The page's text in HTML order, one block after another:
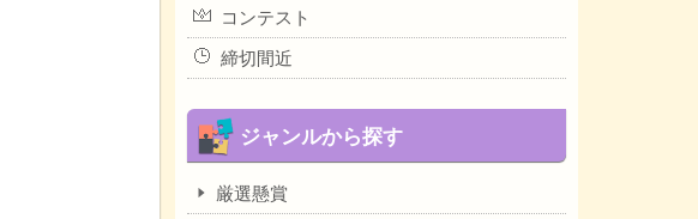
コンテスト
締切間近
ジャンルから探す
厳選懸賞